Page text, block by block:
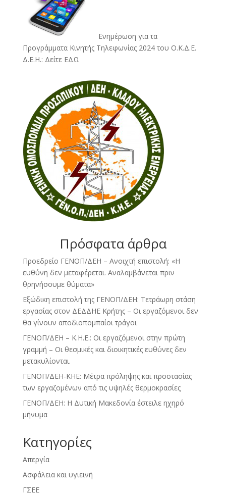
Ενημέρωση για τα
Προγράμματα Κινητής Τηλεφωνίας 2024 του Ο.Κ.Δ.Ε.
Δ.Ε.Η.: Δείτε ΕΔΩ
Πρόσφατα άρθρα
Προεδρείο ΓΕΝΟΠ/ΔΕΗ – Ανοιχτή επιστολή: «Η
ευθύνη δεν μεταφέρεται. Αναλαμβάνεται πριν
θρηνήσουμε θύματα»
Εξώδικη επιστολή της ΓΕΝΟΠ/ΔΕΗ: Τετράωρη στάση
εργασίας στον ΔΕΔΔΗΕ Κρήτης – Οι εργαζόμενοι δεν
θα γίνουν αποδιοπομπαίοι τράγοι
ΓΕΝΟΠ/ΔΕΗ – Κ.Η.Ε.: Οι εργαζόμενοι στην πρώτη
γραμμή – Οι θεσμικές και διοικητικές ευθύνες δεν
μετακυλίονται.
ΓΕΝΟΠ/ΔΕΗ-ΚΗΕ: Μέτρα πρόληψης και προστασίας
των εργαζομένων από τις υψηλές θερμοκρασίες
ΓΕΝΟΠ/ΔΕΗ: Η Δυτική Μακεδονία έστειλε ηχηρό
μήνυμα
Kατηγορίες
Απεργία
Ασφάλεια και υγιεινή
ΓΣΕΕ